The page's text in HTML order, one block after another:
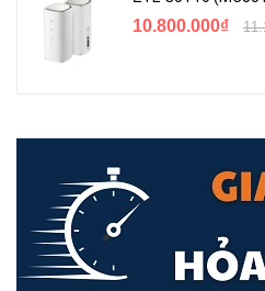
hầm VPN
10.800.000₫